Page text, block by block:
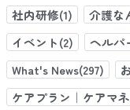
社内研修(1)
介護な
イベント(2)
ヘルパ
What's News(297)
ケアプラン｜ケアマ